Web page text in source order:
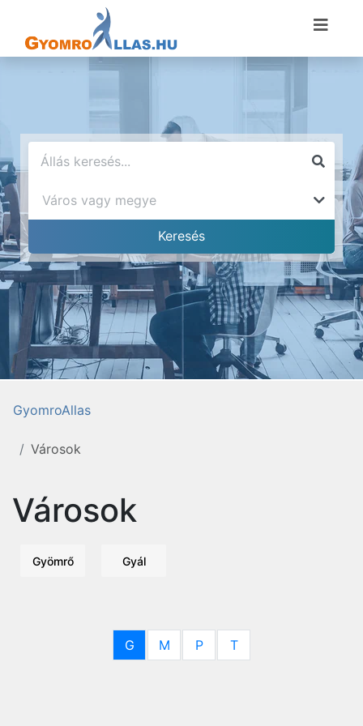
GyomroAllas
Városok
Városok
Gyömrő Gyál
G M P T